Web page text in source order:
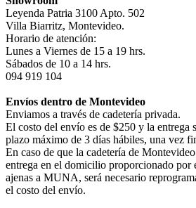
Leyenda Patria 3100 Apto. 502
Villa Biarritz, Montevideo.
Horario de atención:
Lunes a Viernes de 15 a 19 hrs.
Sábados de 10 a 14 hrs.
094 919 104
Envíos dentro de Montevideo
Enviamos a través de cadetería privada.
El costo del envío es de $250 y la entrega
plazo máximo de 3 días hábiles, una vez
En caso de que la cadetería de
entrega en el domicilio proporcionado por
ajenas a MUNA, será necesario
el costo del envío.